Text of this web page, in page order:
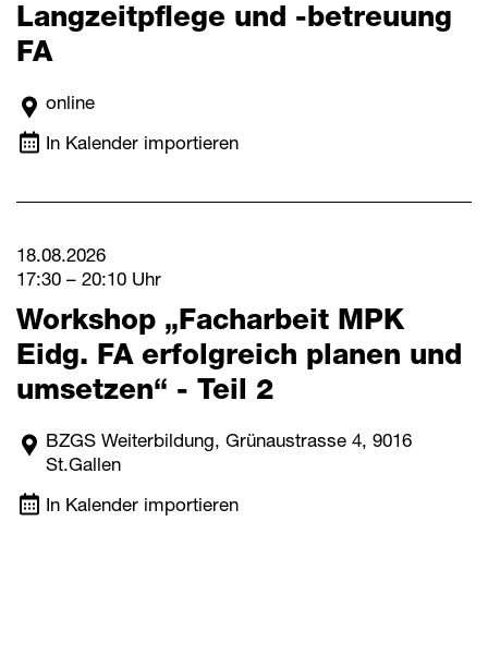
Langzeitpflege und -betreuung
FA
online
In Kalender importieren
18.08.2026
17:30 – 20:10 Uhr
Workshop „Facharbeit MPK
Eidg. FA erfolgreich planen und
umsetzen“ - Teil 2
BZGS Weiterbildung, Grünaustrasse 4, 9016
St.Gallen
In Kalender importieren